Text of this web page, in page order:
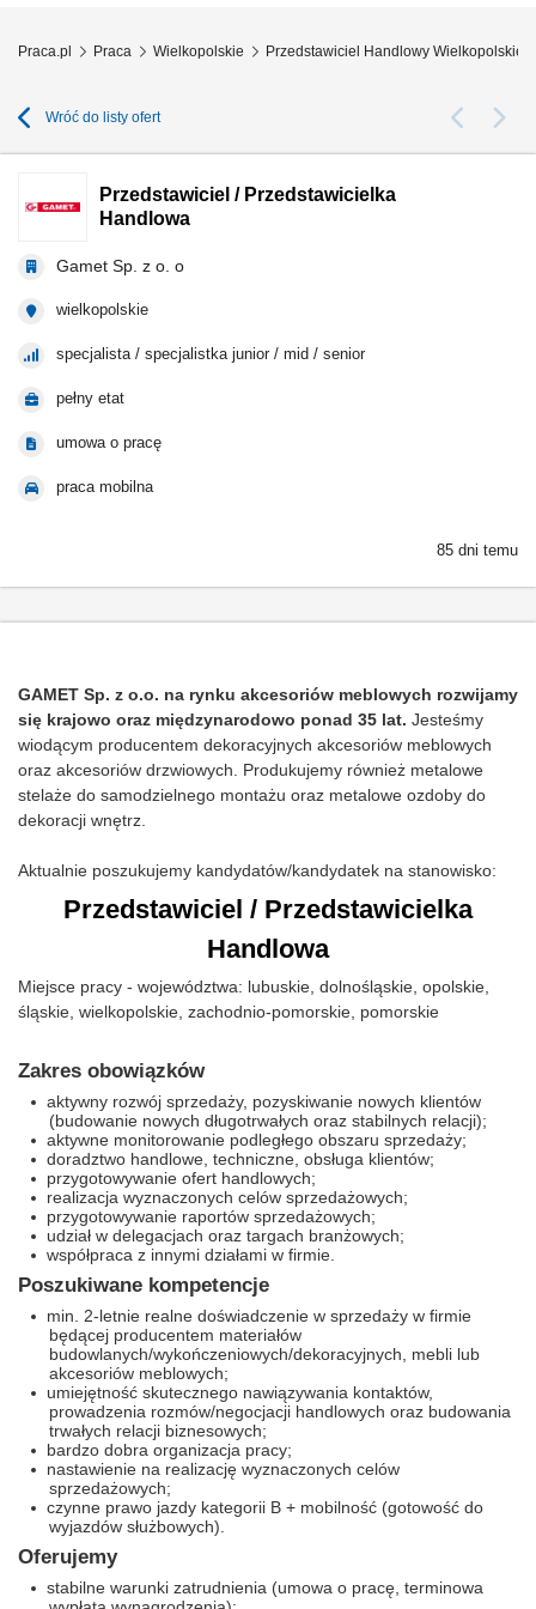
Praca.pl Praca Wielkopolskie Przedstawiciel Handlowy Wielkopolskie
Wróć do listy ofert
Przedstawiciel / Przedstawicielka
Handlowa
Gamet Sp. z o. o
wielkopolskie
specjalista / specjalistka junior / mid / senior
pełny etat
umowa o pracę
praca mobilna
85 dni temu
GAMET Sp. z o.o. na rynku akcesoriów meblowych rozwijamy
się krajowo oraz międzynarodowo ponad 35 lat. Jesteśmy
wiodącym producentem dekoracyjnych akcesoriów meblowych
oraz akcesoriów drzwiowych. Produkujemy również metalowe
stelaże do samodzielnego montażu oraz metalowe ozdoby do
dekoracji wnętrz.
Aktualnie poszukujemy kandydatów/kandydatek na stanowisko:
Przedstawiciel / Przedstawicielka
Handlowa
Miejsce pracy - województwa: lubuskie, dolnośląskie, opolskie,
śląskie, wielkopolskie, zachodnio-pomorskie, pomorskie
Zakres obowiązków
aktywny rozwój sprzedaży, pozyskiwanie nowych klientów
(budowanie nowych długotrwałych oraz stabilnych relacji);
aktywne monitorowanie podległego obszaru sprzedaży;
doradztwo handlowe, techniczne, obsługa klientów;
przygotowywanie ofert handlowych;
realizacja wyznaczonych celów sprzedażowych;
przygotowywanie raportów sprzedażowych;
udział w delegacjach oraz targach branżowych;
współpraca z innymi działami w firmie.
Poszukiwane kompetencje
min. 2-letnie realne doświadczenie w sprzedaży w firmie
będącej producentem materiałów
budowlanych/wykończeniowych/dekoracyjnych, mebli lub
akcesoriów meblowych;
umiejętność skutecznego nawiązywania kontaktów,
prowadzenia rozmów/negocjacji handlowych oraz budowania
trwałych relacji biznesowych;
bardzo dobra organizacja pracy;
nastawienie na realizację wyznaczonych celów
sprzedażowych;
czynne prawo jazdy kategorii B + mobilność (gotowość do
wyjazdów służbowych).
Oferujemy
stabilne warunki zatrudnienia (umowa o pracę, terminowa